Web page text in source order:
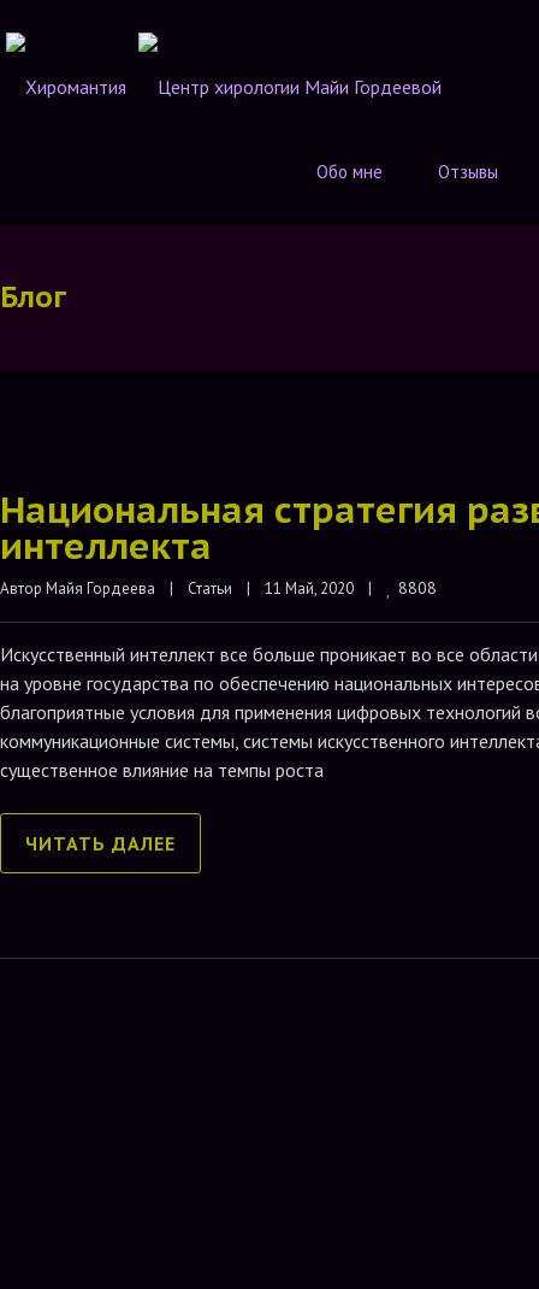
Обо мне Отзывы
Блог
Национальная стратегия
интеллекта
Автор Майя Гордеева
    |
Статьи |    11 Май, 2020    | 8808
Искусственный интеллект все больше проникает во все
на уровне государства по обеспечению национальных
благоприятные условия для применения цифровых
коммуникационные системы, системы искусственного
существенное влияние на темпы роста
ЧИТАТЬ ДАЛЕЕ